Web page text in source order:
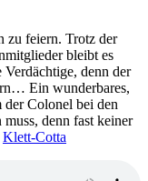
zu feiern. Trotz der
bleibt es
denn der
Ein wunderbares,
Colonel bei den
denn fast keiner
Klett-Cotta